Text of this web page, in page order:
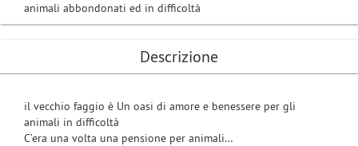
animali abbondonati ed in difficoltà
Descrizione
il vecchio faggio è Un oasi di amore e benessere per gli
animali in difficoltà
C’era una volta una pensione per animali…